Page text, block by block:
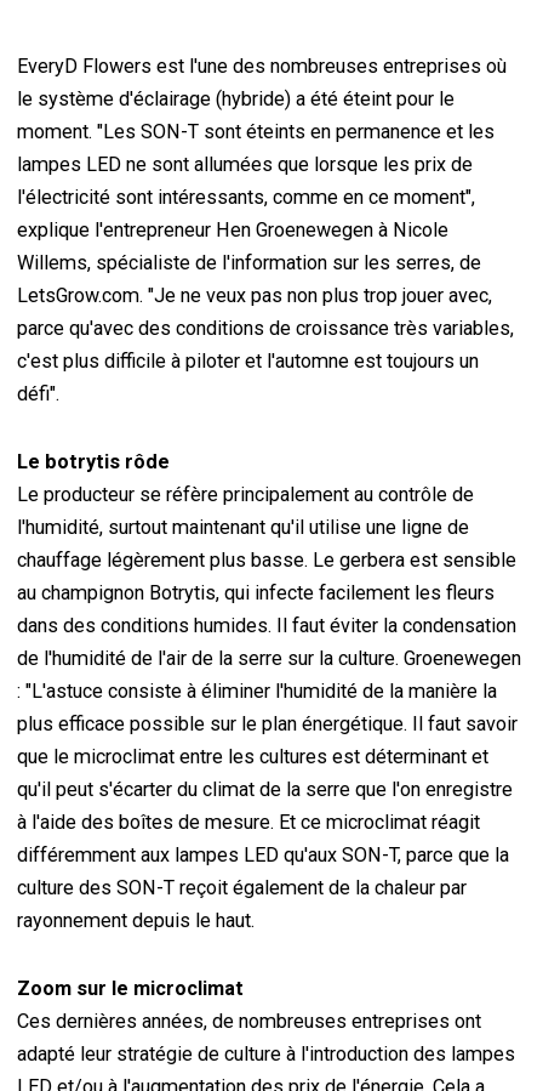
EveryD Flowers est l'une des nombreuses entreprises où
le système d'éclairage (hybride) a été éteint pour le
moment. "Les SON-T sont éteints en permanence et les
lampes LED ne sont allumées que lorsque les prix de
l'électricité sont intéressants, comme en ce moment",
explique l'entrepreneur Hen Groenewegen à Nicole
Willems, spécialiste de l'information sur les serres, de
LetsGrow.com. "Je ne veux pas non plus trop jouer avec,
parce qu'avec des conditions de croissance très variables,
c'est plus difficile à piloter et l'automne est toujours un
défi".
Le botrytis rôde
Le producteur se réfère principalement au contrôle de
l'humidité, surtout maintenant qu'il utilise une ligne de
chauffage légèrement plus basse. Le gerbera est sensible
au champignon Botrytis, qui infecte facilement les fleurs
dans des conditions humides. Il faut éviter la condensation
de l'humidité de l'air de la serre sur la culture. Groenewegen
: "L'astuce consiste à éliminer l'humidité de la manière la
plus efficace possible sur le plan énergétique. Il faut savoir
que le microclimat entre les cultures est déterminant et
qu'il peut s'écarter du climat de la serre que l'on enregistre
à l'aide des boîtes de mesure. Et ce microclimat réagit
différemment aux lampes LED qu'aux SON-T, parce que la
culture des SON-T reçoit également de la chaleur par
rayonnement depuis le haut.
Zoom sur le microclimat
Ces dernières années, de nombreuses entreprises ont
adapté leur stratégie de culture à l'introduction des lampes
LED et/ou à l'augmentation des prix de l'énergie. Cela a